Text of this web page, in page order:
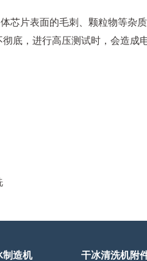
芯片表面的毛刺、颗粒物等杂
底，进行高压测试时，会造成
制造机 干冰清洗机附